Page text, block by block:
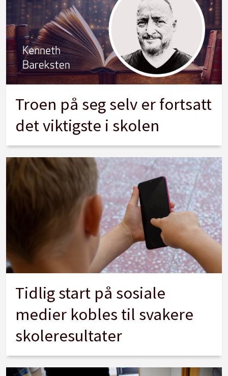
Troen på seg selv er fortsatt
det viktigste i skolen
Tidlig start på sosiale
medier kobles til svakere
skoleresultater